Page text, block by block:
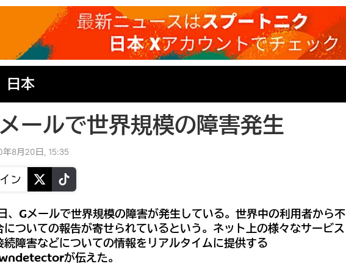
日本
ールで世界規模の障害発生
8月20日, 15:35
ン
、Gメールで世界規模の障害が発生している。世界中の利用者から不
についての報告が寄せられているという。ネット上の様々なサービス
続障害などについての情報をリアルタイムに提供する
が伝えた。